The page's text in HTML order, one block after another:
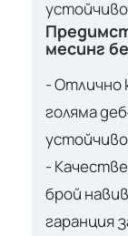
месинг
- Отлично
голяма
-
брой
гаранция